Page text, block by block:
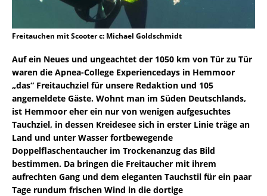
Freitauchen mit Scooter c: Michael Goldschmidt
Auf ein Neues und ungeachtet der 1050 km von Tür zu Tür
waren die Apnea-College Experiencedays in Hemmoor
„das“ Freitauchziel für unsere Redaktion und 105
angemeldete Gäste. Wohnt man im Süden Deutschlands,
ist Hemmoor eher ein nur von wenigen aufgesuchtes
Tauchziel, in dessen Kreidesee sich in erster Linie träge an
Land und unter Wasser fortbewegende
Doppelflaschentaucher im Trockenanzug das Bild
bestimmen. Da bringen die Freitaucher mit ihrem
aufrechten Gang und dem eleganten Tauchstil für ein paar
Tage rundum frischen Wind in die dortige